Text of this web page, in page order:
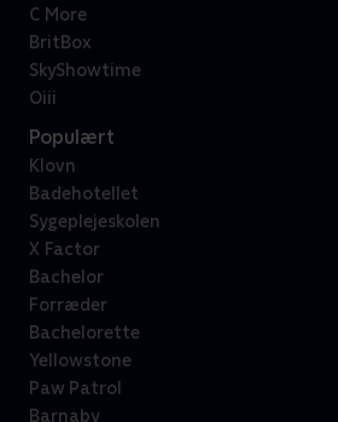
C More
BritBox
SkyShowtime
Oiii
Populært
Klovn
Badehotellet
Sygeplejeskolen
X Factor
Bachelor
Forræder
Bachelorette
Yellowstone
Paw Patrol
Barnaby